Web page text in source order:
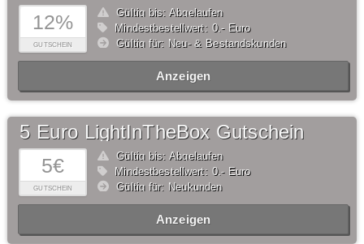
12%
GUTSCHEIN
Gültig bis: Abgelaufen
Mindestbestellwert: 0,- Euro
Gültig für: Neu- & Bestandskunden
Anzeigen
5€
GUTSCHEIN
5 Euro LightInTheBox Gutschein
Gültig bis: Abgelaufen
Mindestbestellwert: 0,- Euro
Gültig für: Neukunden
Anzeigen